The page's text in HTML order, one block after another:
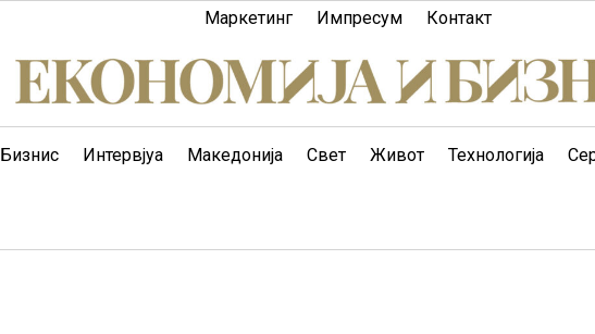
Маркетинг Импресум Контакт
Бизнис Интервјуа Македонија Свет Живот Технологија